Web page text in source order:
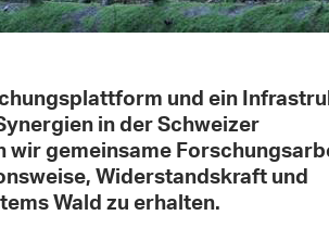
und ein
in der Schweizer
gemeinsame
Widerstandskraft und
Wald zu erhalten.